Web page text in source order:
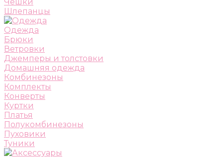
Шлепанцы
Одежда
Брюки
Ветровки
Джемперы и толстовки
Домашняя одежда
Комбинезоны
Комплекты
Конверты
Куртки
Платья
Полукомбинезоны
Пуховики
Туники